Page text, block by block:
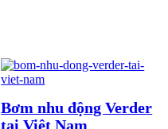
Bơm nhu động Verder